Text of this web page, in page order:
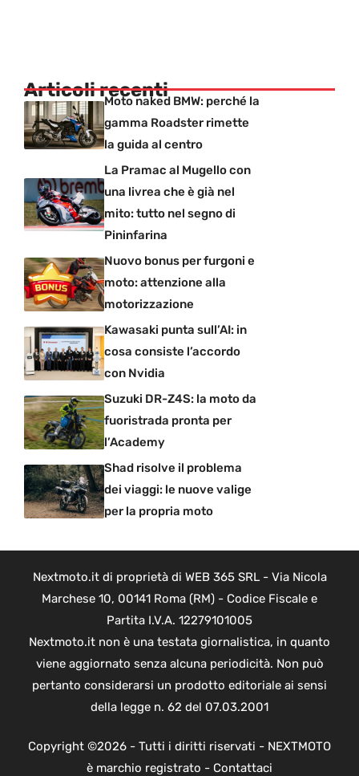
Articoli recentiMoto naked BMW: perché la
gamma Roadster rimette
la guida al centro
La Pramac al Mugello con
una livrea che è già nel
mito: tutto nel segno di
Pininfarina
Nuovo bonus per furgoni e
moto: attenzione alla
motorizzazione
Kawasaki punta sull’AI: in
cosa consiste l’accordo
con Nvidia
Suzuki DR-Z4S: la moto da
fuoristrada pronta per
l’Academy
Shad risolve il problema
dei viaggi: le nuove valige
per la propria moto
Nextmoto.it di proprietà di WEB 365 SRL - Via Nicola
Marchese 10, 00141 Roma (RM) - Codice Fiscale e
Partita I.V.A. 12279101005
Nextmoto.it non è una testata giornalistica, in quanto
viene aggiornato senza alcuna periodicità. Non può
pertanto considerarsi un prodotto editoriale ai sensi
della legge n. 62 del 07.03.2001
Copyright ©2026 - Tutti i diritti riservati - NEXTMOTO
è marchio registrato - Contattaci